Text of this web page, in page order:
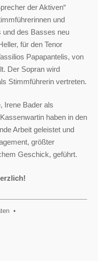
der Aktiven“
und
und des Basses neu
für den Tenor
Papapantelis, von
Der Sopran wird
Stimmführerin vertreten.
Irene Bader als
haben in den
Arbeit geleistet und
größter
Geschick, geführt.
•